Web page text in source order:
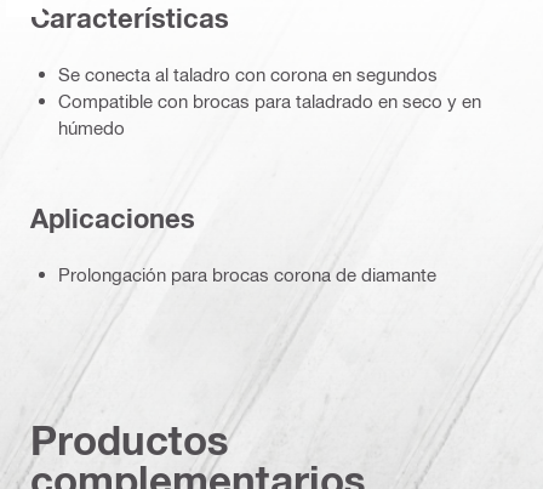
Características
Se conecta al taladro con corona en segundos
Compatible con brocas para taladrado en seco y en
húmedo
Aplicaciones
Prolongación para brocas corona de diamante
Productos